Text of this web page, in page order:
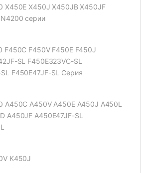
X450E X450J X450JB X450JF
серии
F450C F450V F450E F450J
SL F450E323VC-SL
F450E47JF-SL Серия
A450C A450V A450E A450J A450L
A450JF A450E47JF-SL
K450J